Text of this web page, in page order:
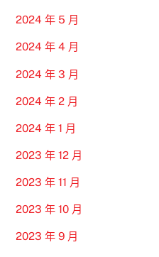
2024 年 5 月
2024 年 4 月
2024 年 3 月
2024 年 2 月
2024 年 1 月
2023 年 12 月
2023 年 11 月
2023 年 10 月
2023 年 9 月